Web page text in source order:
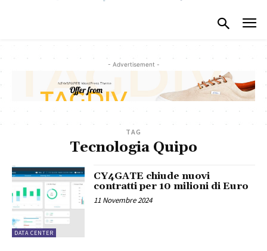
- Advertisement -
TAG
Tecnologia Quipo
DATA CENTER
CY4GATE chiude nuovi
contratti per 10 milioni di Euro
11 Novembre 2024